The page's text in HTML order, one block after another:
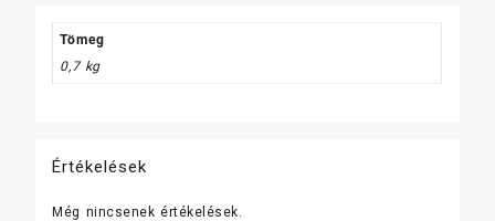
Tömeg
0,7 kg
Értékelések
Még nincsenek értékelések.